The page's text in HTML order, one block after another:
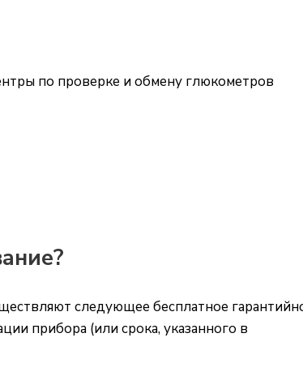
по проверке и обмену глюкометров
следующее бесплатное
прибора (или срока, указанного в